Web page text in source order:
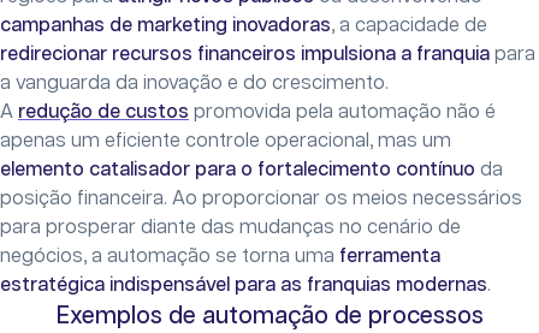
campanhas de marketing inovadoras, a capacidade de
redirecionar recursos financeiros impulsiona a franquia para
a vanguarda da inovação e do crescimento.
A redução de custos promovida pela automação não é
apenas um eficiente controle operacional, mas um
elemento catalisador para o fortalecimento contínuo da
posição financeira. Ao proporcionar os meios necessários
para prosperar diante das mudanças no cenário de
negócios, a automação se torna uma ferramenta
estratégica indispensável para as franquias modernas.
Exemplos de automação de processos